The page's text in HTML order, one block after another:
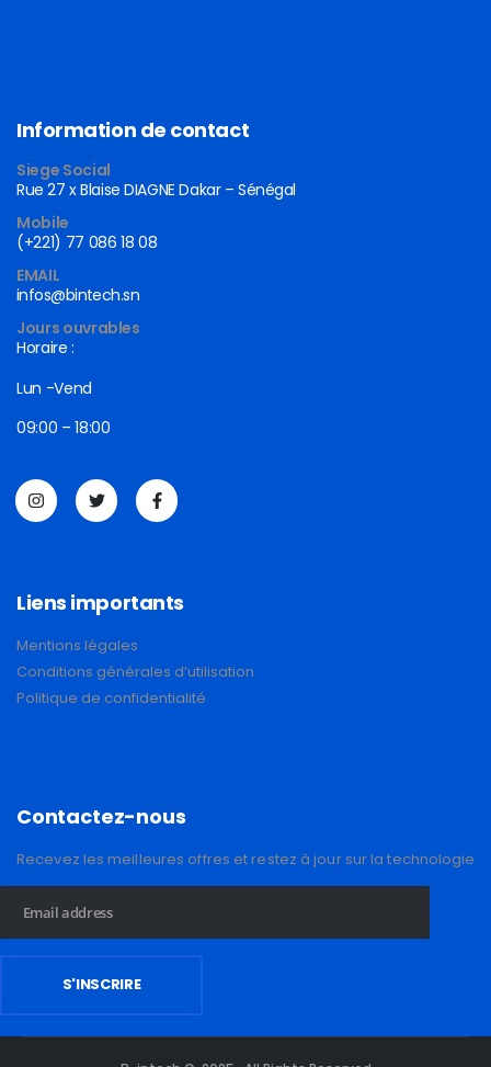
Information de contact
Siege Social
Rue 27 x Blaise DIAGNE Dakar – Sénégal
Mobile
(+221) 77 086 18 08
EMAIL
infos@bintech.sn
Jours ouvrables
Horaire :
Lun -Vend
09:00 – 18:00
Liens importants
Mentions légales
Conditions générales d’utilisation
Politique de confidentialité
Contactez-nous
Recevez les meilleures offres et restez à jour sur la technologie